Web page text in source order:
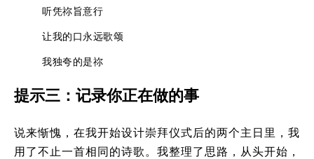
听凭祢旨意行
让我的口永远歌颂
我独夸的是祢
提示三：记录你正在做的事
说来惭愧，在我开始设计崇拜仪式后的两个主日里，我
用了不止一首相同的诗歌。我整理了思路，从头开始，